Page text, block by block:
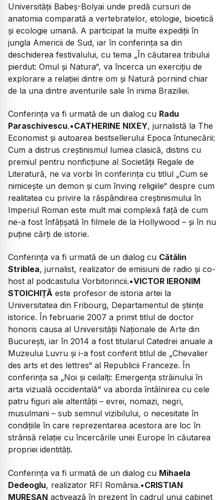
Universității Babeș-Bolyai unde predă cursuri de
anatomia comparată a vertebratelor, etologie, bioetică
și ecologie umană. A participat la multe expediții în
jungla Americii de Sud, iar în conferința sa din
deschiderea festivalului, cu tema „În căutarea tribului
pierdut: Omul și Natura“, va încerca un exercițiu de
explorare a relației dintre om și Natură pornind chiar
de la una dintre aventurile sale în inima Braziliei.
Conferința va fi urmată de un dialog cu Radu
Paraschivescu.•CATHERINE NIXEY, jurnalistă la The
Economist și autoarea bestsellerului Epoca întunecării:
Cum a distrus creștinismul lumea clasică, distins cu
premiul pentru nonficțiune al Societății Regale de
Literatură, ne va vorbi în conferința cu titlul „Cum se
nimicește un demon și cum înving religiile“ despre cum
realitatea cu privire la răspândirea creștinismului în
Imperiul Roman este mult mai complexă față de cum
ne-a fost înfățișată în filmele de la Hollywood – și în nu
puține cărți de istorie.
Conferința va fi urmată de un dialog cu Cătălin
Striblea, jurnalist, realizator de emisiuni de radio și co-
host al podcastului Vorbitorincii.•VICTOR IERONIM
STOICHIȚĂ este profesor de istoria artei la
Universitatea din Fribourg, Departamentul de științe
istorice. În februarie 2007 a primit titlul de doctor
honoris causa al Universităţii Naţionale de Arte din
Bucureşti, iar în 2014 a fost titularul Catedrei anuale a
Muzeului Luvru şi i-a fost conferit titlul de „Chevalier
des arts et des lettres“ al Republicii Franceze. În
conferința sa „Noi și ceilalți: Emergența străinului în
arta vizuală occidentală“ va aborda întâlnirea cu cele
patru figuri ale alterității – evrei, nomazi, negri,
musulmani – sub semnul vizibilului, o necesitate în
condițiile în care reprezentarea acestora are loc în
strânsă relație cu încercările unei Europe în căutarea
propriei identități.
Conferința va fi urmată de un dialog cu Mihaela
Dedeoglu, realizator RFI România.•CRISTIAN
MUREȘAN activează în prezent în cadrul unui cabinet